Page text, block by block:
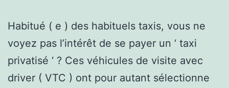
Habitué ( e ) des habituels taxis, vous ne
voyez pas l’intérêt de se payer un ‘ taxi
privatisé ‘ ? Ces véhicules de visite avec
driver ( VTC ) ont pour autant sélectionne